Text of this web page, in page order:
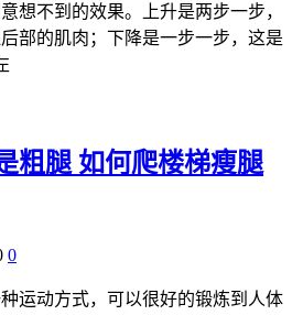
想不到的效果。上升是两步一步，
部的肌肉；下降是一步一步，这是
粗腿 如何爬楼梯瘦腿
0
运动方式，可以很好的锻炼到人体